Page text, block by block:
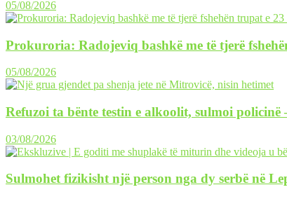
05/08/2026
Prokuroria: Radojeviq bashkë me të tjerë
05/08/2026
Refuzoi ta bënte testin e alkoolit, sulmoi
03/08/2026
Sulmohet fizikisht një person nga dy serbë në